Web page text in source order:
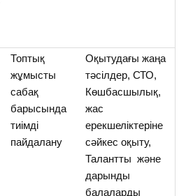
Топтық
жұмысты
сабақ
барысында
тиімді
пайдалану
Оқытудағы жаңа
тәсілдер, СТО,
Көшбасшылық,
жас
ерекшеліктеріне
сәйкес оқыту,
Талантты және
дарынды
балаларды